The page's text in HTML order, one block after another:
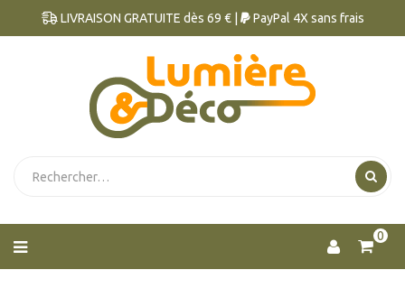
LIVRAISON GRATUITE dès 69 € | PayPal 4X sans frais
0